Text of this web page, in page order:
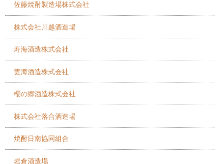
佐藤焼酎製造場株式会社
株式会社川越酒造場
寿海酒造株式会社
雲海酒造株式会社
櫻の郷酒造株式会社
株式会社落合酒造場
焼酎日南協同組合
岩倉酒造場